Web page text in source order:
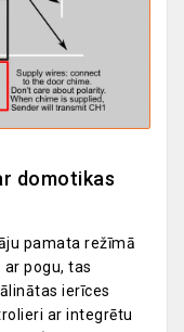
domotikas
pamata režīmā
pogu, tas
ierīces
ar integrētu